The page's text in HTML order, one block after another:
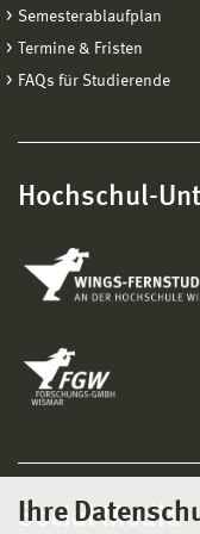
Ihre
Semesterablaufplan
Termine & Fristen
FAQs für Studierende
Hochschul-
Social Media